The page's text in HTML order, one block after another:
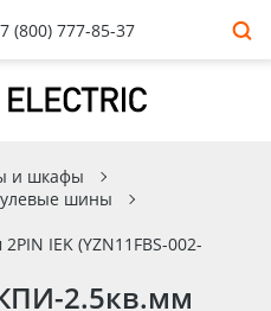
(800) 777-85-37
и шкафы
шины
IEK (YZN11FBS-002-
2.5кв.мм